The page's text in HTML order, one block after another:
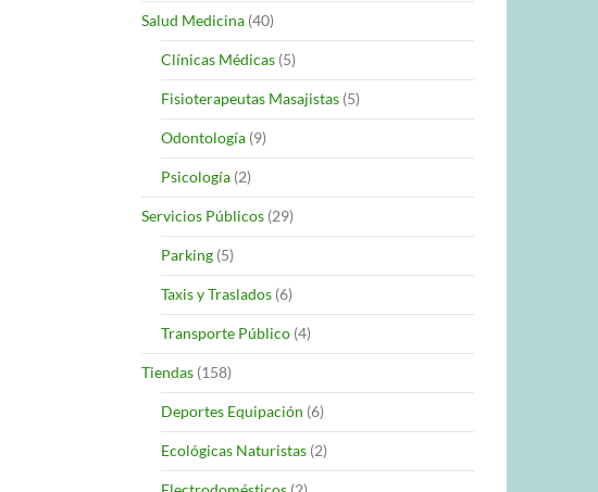
Salud Medicina (40)
Clínicas Médicas (5)
Fisioterapeutas Masajistas (5)
Odontología (9)
Psicología (2)
Servicios Públicos (29)
Parking (5)
Taxis y Traslados (6)
Transporte Público (4)
Tiendas (158)
Deportes Equipación (6)
Ecológicas Naturistas (2)